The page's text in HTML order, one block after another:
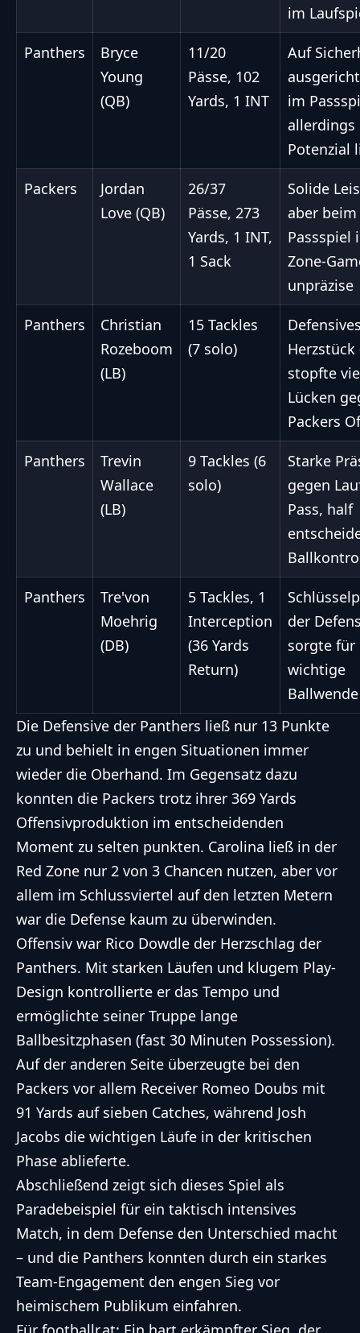
im
Panthers
Bryce
Young
(QB)
11/20
Pässe, 102
Yards, 1 INT
Auf
im
allerdings
Potenzial
Packers
Jordan
Love (QB)
26/37
Pässe, 273
Yards, 1 INT,
1 Sack
Solide
aber beim
Passspiel
Zone-
unpräzise
Panthers
Christian
Rozeboom
(LB)
15 Tackles
(7 solo)
Herzstück
stopfte
Lücken
Packers
Panthers
Trevin
Wallace
(LB)
9 Tackles (6
solo)
Starke
gegen
Pass, half
Panthers
Tre'von
Moehrig
(DB)
5 Tackles, 1
Interception
(36 Yards
Return)
der
sorgte für
wichtige
Ballwende
Die Defensive der Panthers ließ nur 13 Punkte
zu und behielt in engen Situationen immer
wieder die Oberhand. Im Gegensatz dazu
konnten die Packers trotz ihrer 369 Yards
Offensivproduktion im entscheidenden
Moment zu selten punkten. Carolina ließ in der
Red Zone nur 2 von 3 Chancen nutzen, aber vor
allem im Schlussviertel auf den letzten Metern
war die Defense kaum zu überwinden.
Offensiv war Rico Dowdle der Herzschlag der
Panthers. Mit starken Läufen und klugem Play-
Design kontrollierte er das Tempo und
ermöglichte seiner Truppe lange
Ballbesitzphasen (fast 30 Minuten Possession).
Auf der anderen Seite überzeugte bei den
Packers vor allem Receiver Romeo Doubs mit
91 Yards auf sieben Catches, während Josh
Jacobs die wichtigen Läufe in der kritischen
Phase ablieferte.
Abschließend zeigt sich dieses Spiel als
Paradebeispiel für ein taktisch intensives
Match, in dem Defense den Unterschied macht
– und die Panthers konnten durch ein starkes
Team-Engagement den engen Sieg vor
heimischem Publikum einfahren.